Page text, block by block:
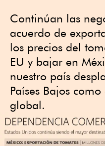
Continúan las
acuerdo de
los precios del
EU y bajar en
nuestro país
Países Bajos
global.